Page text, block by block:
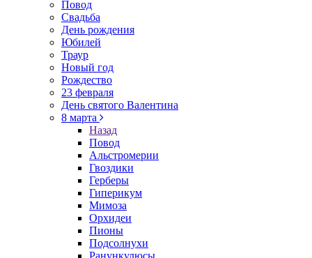
Повод
Свадьба
День рождения
Юбилей
Траур
Новый год
Рождество
23 февраля
День святого Валентина
8 марта
Назад
Повод
Альстромерии
Гвоздики
Герберы
Гиперикум
Мимоза
Орхидеи
Пионы
Подсолнухи
Ранункулюсы